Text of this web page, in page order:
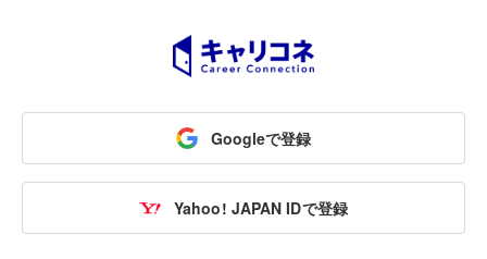
Googleで登録
Yahoo! JAPAN IDで登録